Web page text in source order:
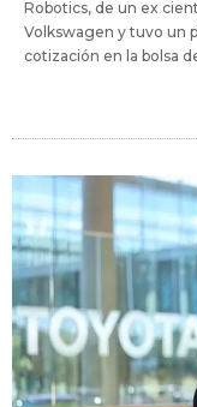
Robotics, de un ex
Volkswagen y tuvo un
cotización en la bolsa